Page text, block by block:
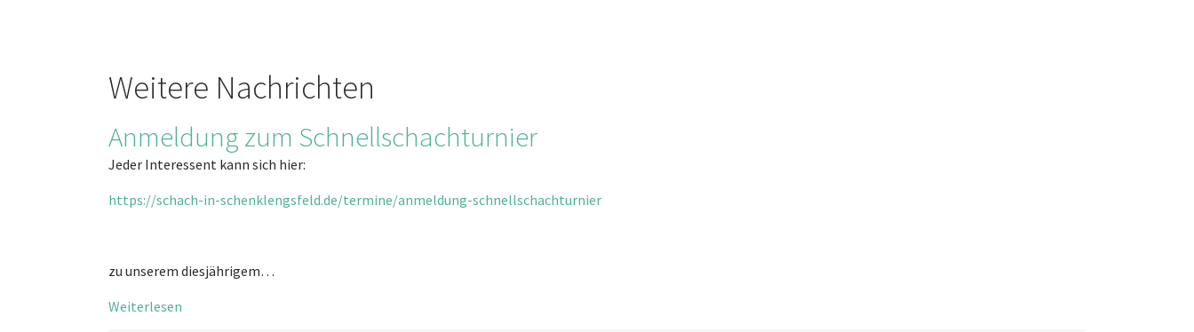
Weitere Nachrichten
Anmeldung zum Schnellschachturnier
Jeder Interessent kann sich hier:
https://schach-in-schenklengsfeld.de/termine/anmeldung-schnellschachturnier
zu unserem diesjährigem…
Weiterlesen